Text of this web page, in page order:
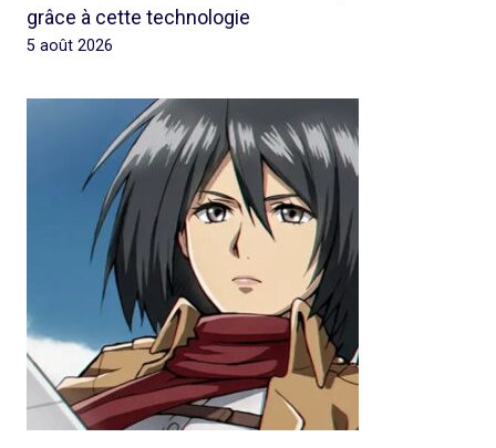
grâce à cette technologie
5 août 2026